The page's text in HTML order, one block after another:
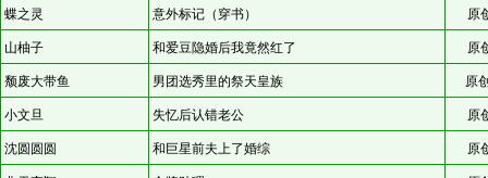
蝶之灵 意外标记（穿书） 原
山柚子 和爱豆隐婚后我竟然红了 原
颓废大带鱼 男团选秀里的祭天皇族 原
小文旦 失忆后认错老公 原
沈圆圆圆 和巨星前夫上了婚综 原